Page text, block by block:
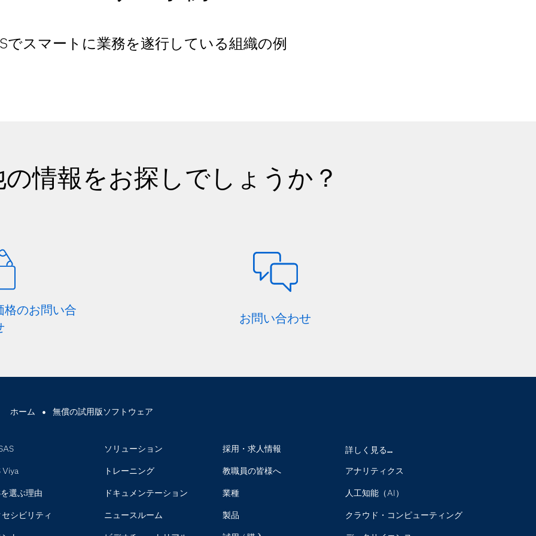
でスマートに業務を遂行している組織の例
情報をお探しでしょうか？
格のお問い合
お問い合わせ
ホーム 無償の試用版ソフトウェア
Viya
選ぶ理由
シビリティ
ソリューション
トレーニング
ドキュメンテーション
ニュースルーム
採用・求人情報
教職員の皆様へ
業種
製品
詳しく見る...
アナリティクス
人工知能（AI）
クラウド・コンピューティング